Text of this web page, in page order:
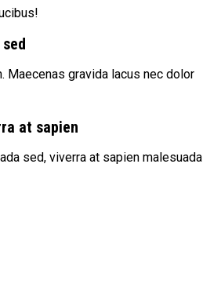
Maecenas gravida lacus nec dolor
at sapien
sed, viverra at sapien malesuada